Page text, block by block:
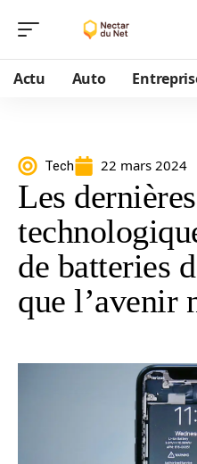
Actu Auto
Tech 22 mars 2024
Les
de batteries
que l’avenir